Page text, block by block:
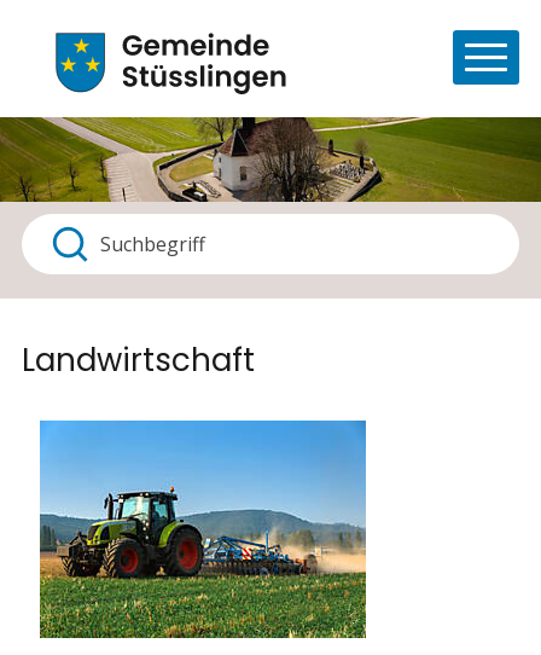
Suchbegriff
Suche starten
Landwirtschaft